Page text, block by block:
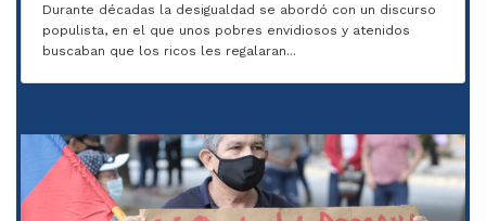
Durante décadas la desigualdad se abordó con un discurso
populista, en el que unos pobres envidiosos y atenidos
buscaban que los ricos les regalaran...